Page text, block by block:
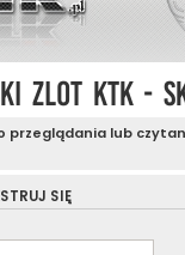
Zlot KTK -
przeglądania lub
SIĘ